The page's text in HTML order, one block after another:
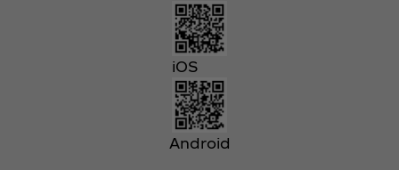
iOS
Android